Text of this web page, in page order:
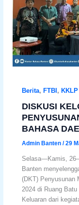
Berita,FTBI,
DISKUSI
BAHASA
Admin Banten/29
Selasa—Kamis,
Banten
(DKT) Penyusunan
2024 di Ruang
Keluaran dari